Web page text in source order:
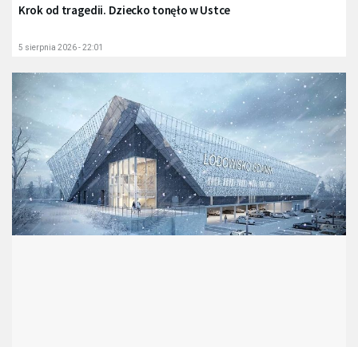
Krok od tragedii. Dziecko tonęło w Ustce
5 sierpnia 2026 - 22:01